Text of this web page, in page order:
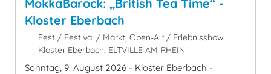
MokkaBarock: „British Tea Time“ -
Kloster Eberbach
Fest / Festival / Markt, Open-Air / Erlebnisshow
Kloster Eberbach, ELTVILLE AM RHEIN
Sonntag, 9. August 2026 - Kloster Eberbach -